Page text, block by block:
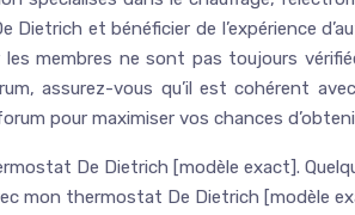
et bénéficier de l’expérience
membres ne sont pas toujours
assurez-vous qu’il est cohérent
pour maximiser vos chances
De Dietrich [modèle exact].
mon thermostat De Dietrich [modèle